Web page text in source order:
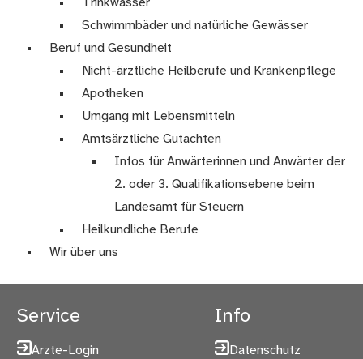
Trinkwasser
Schwimmbäder und natürliche Gewässer
Beruf und Gesundheit
Nicht-ärztliche Heilberufe und Krankenpflege
Apotheken
Umgang mit Lebensmitteln
Amtsärztliche Gutachten
Infos für Anwärterinnen und Anwärter der
2. oder 3. Qualifikationsebene beim
Landesamt für Steuern
Heilkundliche Berufe
Wir über uns
Service
Ärzte-Login
Info
Datenschutz